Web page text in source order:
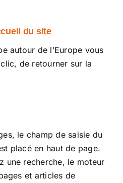
du site
autour de l’Europe vous
de retourner sur la
le champ de saisie du
placé en haut de page.
une recherche, le moteur
et articles de